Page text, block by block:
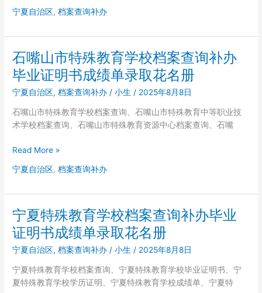
毕
证
明
书
成
绩
录
取
名
册
县
教
育
学
校
档
案
询
办
业
证
明
书
成
单
录
宁夏自治区,档案查询补办
石嘴山市特殊教育学校档案查询补办
毕业证明书成绩单录取花名册
宁夏自治区,档案查询补办 /小生 / 2025年8月8日
石嘴山市特殊教育学校档案查询、石嘴山市特殊教育中等职业技
术学校档案查询、石嘴山市特殊教育资源中心档案查询、石嘴
石
山
殊
教
育
学
校
档
Read More »
宁夏自治区,档案查询补办
宁夏特殊教育学校档案查询补办毕业
证明书成绩单录取花名册
宁夏自治区,档案查询补办 /小生 / 2025年8月8日
宁夏特殊教育学校档案查询、宁夏特殊教育学校毕业证明书、宁
夏特殊教育学校学历证明、宁夏特殊教育学校成绩单、宁夏特